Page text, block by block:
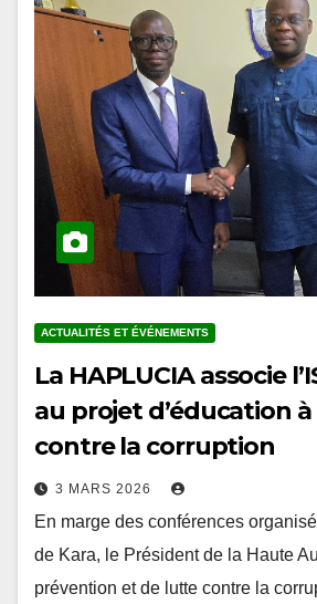
La HAPLUCIA associe
au projet d’éducation
contre la corruption
En marge des conférences
de Kara, le Président de la Haute
prévention et de lutte contre la
infractions assimilées (HAPLUCIA),